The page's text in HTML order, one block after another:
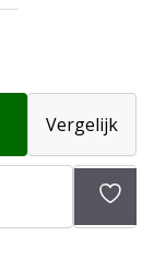
Vergelijk